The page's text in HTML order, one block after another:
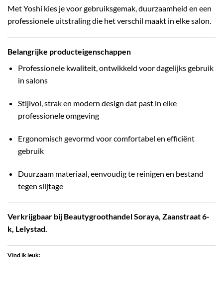
Met Yoshi kies je voor gebruiksgemak, duurzaamheid en een
professionele uitstraling die het verschil maakt in elke salon.
Belangrijke producteigenschappen
Professionele kwaliteit, ontwikkeld voor dagelijks gebruik
in salons
Stijlvol, strak en modern design dat past in elke
professionele omgeving
Ergonomisch gevormd voor comfortabel en efficiënt
gebruik
Duurzaam materiaal, eenvoudig te reinigen en bestand
tegen slijtage
Verkrijgbaar bij Beautygroothandel Soraya, Zaanstraat 6-
k, Lelystad.
Vind ik leuk: